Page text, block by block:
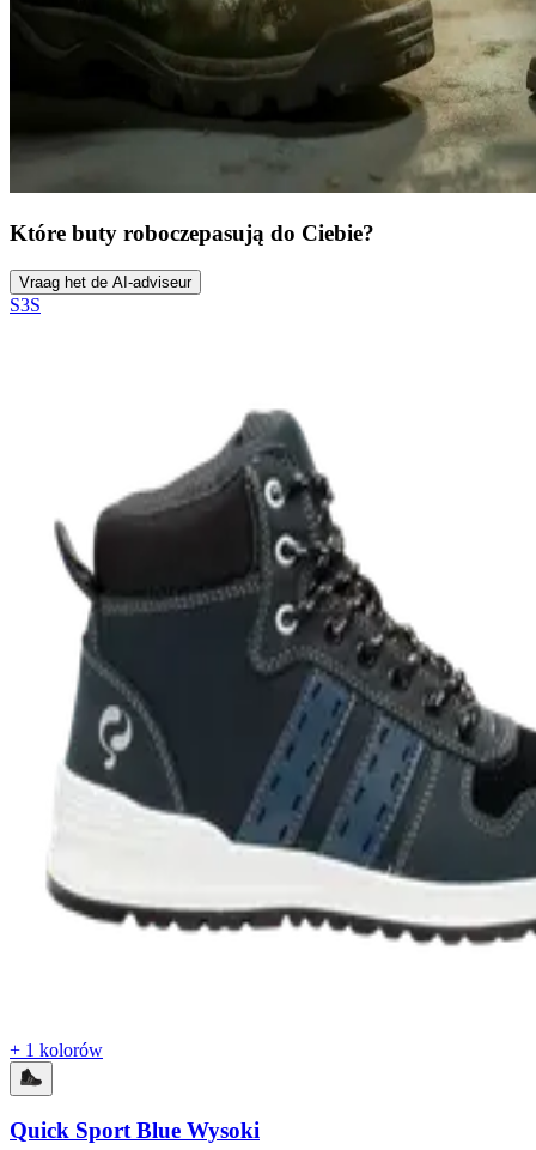
Które buty roboczepasują do Ciebie?
Vraag het de AI-adviseur
S3S
+ 1 kolorów
Quick Sport Blue Wysoki